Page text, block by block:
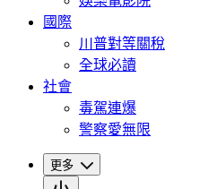
國際
川普對等關稅
全球必讀
社會
毒駕連爆
警察愛無限
更多